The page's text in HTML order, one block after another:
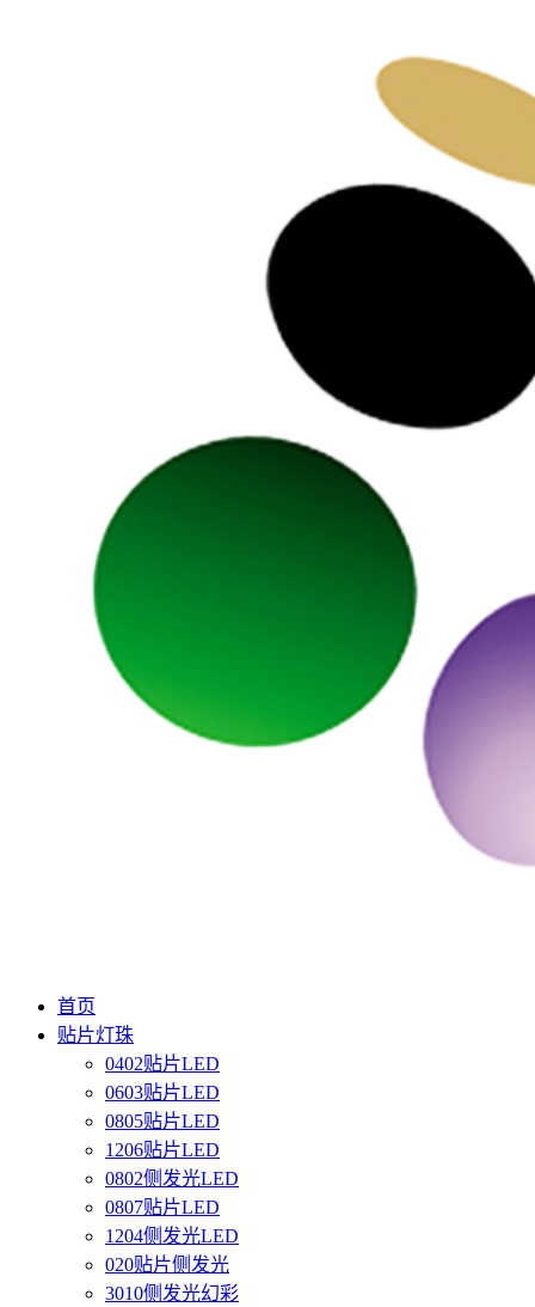
首页
贴片灯珠
0402贴片LED
0603贴片LED
0805贴片LED
1206贴片LED
0802侧发光LED
0807贴片LED
1204侧发光LED
020贴片侧发光
3010侧发光幻彩